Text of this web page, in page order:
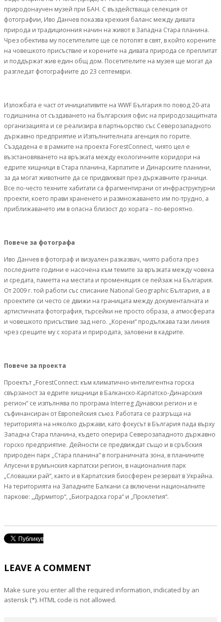
природонаучен музей при БАН. С въздействаща селекция от
фотографии, Иво Данчев показва крехкия баланс между дивата
природа и традиционния начин на живот в Западна Стара планина.
Чрез обектива му посетителите ще се потопят в свят, в който корените
на човешкото присъствие и корените на дивата природа се преплитат
и поддържат жив един общ дом. Посетителите на музея ще могат да
разгледат фотографиите до 23 септември.
Изложбата е част от инициативите на WWF България по повод 20-ата
годишнина от създаването на българския офис на природозащитната
организацията и се реализира в партньорство със Северозападното
държавно предприятие и Изпълнителната агенция по горите.
Създадена е в рамките на проекта ForestConnect, чиято цел е
възстановяването на връзката между екологичните коридори на
едрите хищници в Стара планина, Карпатите и Динарските планини,
за да могат животните да се придвижват през държавните граници.
Все по-често техните хабитати са фрагментирани от инфраструктурни
проекти, което прави храненето и размножаването им по-трудно, а
приближаването им в опасна близост до хората – по-вероятно.
Повече за фотографа
Иво Данчев в фотограф и визуален разказвач, чиято работа през
последните години е насочена към темите за връзката между човека
и средата, паметта на местата и променящия се пейзаж на България.
От 2009 г. той работи със списание National Geographic България, а в
проектите си често се движи на границата между документалната и
артистичната фотография, търсейки не просто образа, а атмосферата
и човешкото присъствие зад него. „Корени“ продължава тази линия
чрез срещите му с хората и природата, заловени в кадрите.
Повече за проекта
Проектът „ForestConnect: към климатично-интелигентна горска
свързаност за едрите хищници в Балканско-Карпатско-Динарския
региoн“ се изпълнява по програма Interreg Дунавски регион и е
съфинансиран от Европейския съюз. Работата се разгръща на
територията на няколко държави, като фокусът в България пада върху
Западна Стара планина, където оперира Северозападното държавно
горско предприятие. Дейности се предвиждат също и в сръбския
природен парк „Стара планина“ в пограничната зона, в планините
Апусени в румънския карпатски регион, в националния парк
„Словашки рай“, както и в Карпатския биосферен резерват в Украйна.
На територията на Западните Балкани са включени националните
паркове: „Дурмитор“, „Биоградска гора“ и „Проклетия“.
LEAVE A COMMENT
Make sure you enter all the required information, indicated by an
asterisk (*). HTML code is not allowed.